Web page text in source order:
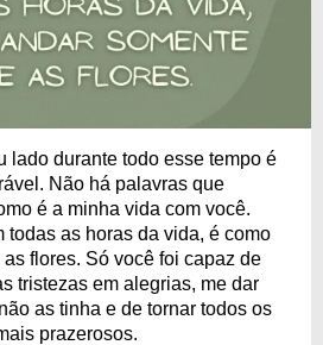
lado durante todo esse tempo é
Não há palavras que
é a minha vida com você.
todas as horas da vida, é como
flores. Só você foi capaz de
tristezas em alegrias, me dar
as tinha e de tornar todos os
prazerosos.